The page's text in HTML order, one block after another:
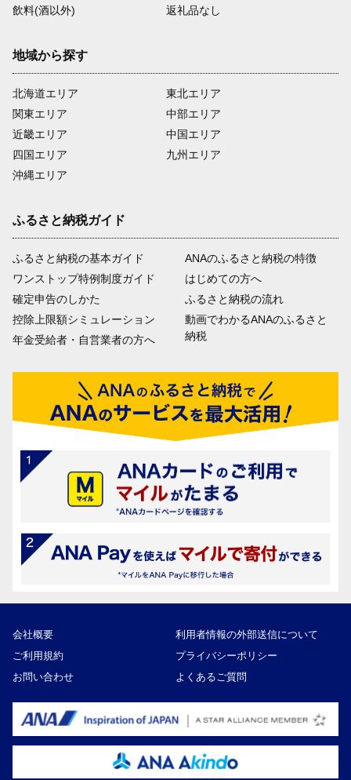
飲料(酒以外)
返礼品なし
地域から探す
北海道エリア
関東エリア
近畿エリア
四国エリア
沖縄エリア
東北エリア
中部エリア
中国エリア
九州エリア
ふるさと納税ガイド
ふるさと納税の基本ガイド
ワンストップ特例制度ガイド
確定申告のしかた
控除上限額シミュレーション
年金受給者・自営業者の方へ
ANAのふるさと納税の特徴
はじめての方へ
ふるさと納税の流れ
動画でわかるANAのふるさと
納税
会社概要
利用者情報の外部送信について
ご利用規約
プライバシーポリシー
お問い合わせ
よくあるご質問